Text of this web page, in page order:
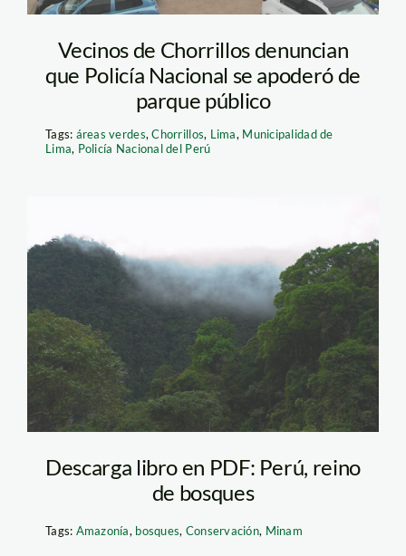
Vecinos de Chorrillos denuncian
que Policía Nacional se apoderó de
parque público
Tags: áreas verdes,Chorrillos, Lima, Municipalidad de
Lima, Policía Nacional del Perú
bosque_tm_spda
Descarga libro en PDF: Perú, reino
de bosques
Tags: Amazonía, bosques, Conservación, Minam